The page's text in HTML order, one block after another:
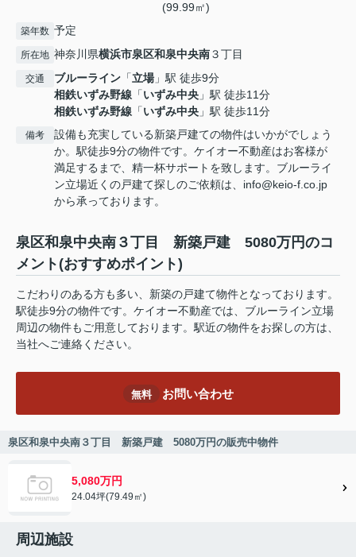
(99.99㎡)
築年数 予定
所在地 神奈川県横浜市泉区和泉中央南３丁目
交通 ブルーライン 「立場」駅 徒歩9分
相鉄いずみ野線 「いずみ中央 」駅 徒歩11分
相鉄いずみ野線 「いずみ中央 」駅 徒歩11分
備考
設備も充実している新築戸建ての物件はいかがでしょう
か。駅徒歩9分の物件です。ケイオー不動産はお客様が
満足するまで、精一杯サポートを致します。ブルーライ
ン立場近くの戸建て探しのご依頼は、info@keio-f.co.jp
から承っております。
泉区和泉中央南３丁目 新築戸建 5080万円のコ
メント(おすすめポイント)
こだわりのある方も多い、新築の戸建て物件となっております。
駅徒歩9分の物件です。ケイオー不動産では、ブルーライン立場
周辺の物件もご用意しております。駅近の物件をお探しの方は、
当社へご連絡ください。
無料 お問い合わせ
泉区和泉中央南３丁目 新築戸建 5080万円の販売中物件
5,080万円
24.04坪(79.49㎡)
周辺施設